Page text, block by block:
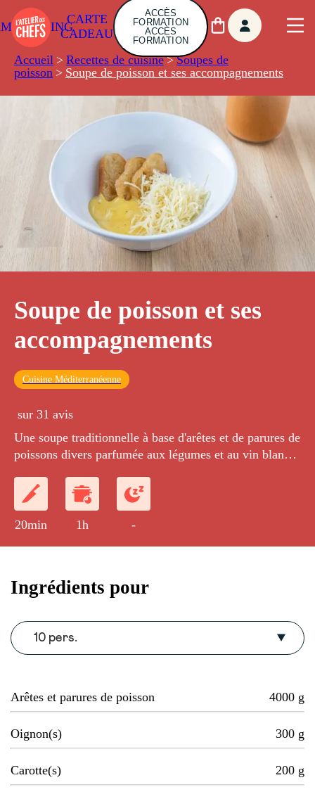
CARTE
CADEAU
ACCÈS
FORMATION
ACCÈS
FORMATION
Accueil > Recettes de cuisine > Soupes de
poisson > Soupe de poisson et ses accompagnements
Soupe de poisson et ses
accompagnements
Cuisine Méditerranéenne
sur 31 avis
Une soupe traditionnelle à base d'arêtes et de parures de
poissons divers parfumée aux légumes et au vin blanc
20min 1h -
Ingrédients pour
10 pers.
Arêtes et parures de poisson 4000 g
Oignon(s) 300 g
Carotte(s) 200 g